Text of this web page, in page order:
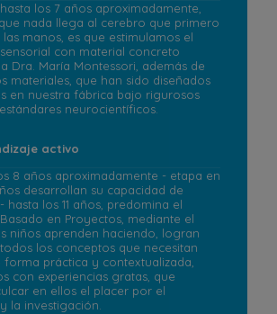
los 7 años aproximadamente,
nada llega al cerebro que primero
manos, es que estimulamos el
con material concreto
Dra. María Montessori, además de
materiales, que han sido diseñados
en nuestra fábrica bajo rigurosos
neurocientíficos.
activo
8 años aproximadamente - etapa en
desarrollan su capacidad de
hasta los 11 años, predomina el
en Proyectos, mediante el
niños aprenden haciendo, logran
los conceptos que necesitan
forma práctica y contextualizada,
con experiencias gratas, que
en ellos el placer por el
la investigación.